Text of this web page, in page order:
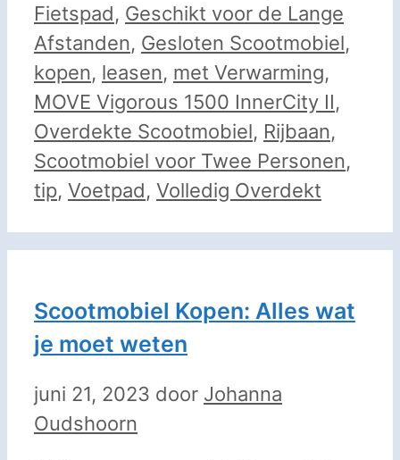
Fietspad, Geschikt voor de Lange
Afstanden, Gesloten Scootmobiel,
kopen, leasen, met Verwarming,
MOVE Vigorous 1500 InnerCity II,
Overdekte Scootmobiel, Rijbaan,
Scootmobiel voor Twee Personen,
tip, Voetpad, Volledig Overdekt
Scootmobiel Kopen: Alles wat
je moet weten
juni 21, 2023 door Johanna
Oudshoorn